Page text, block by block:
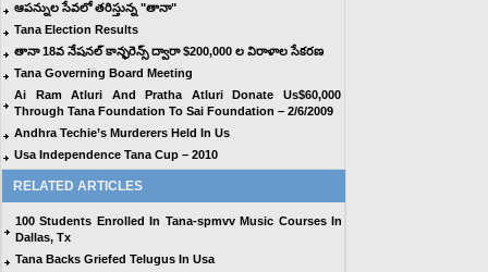
ఆపన్నుల సేవలో తరిస్తున్న "తానా"
Tana Election Results
తానా 18వ నేషనల్ కాన్ఫరెన్స్ ద్వారా $200,000 ల విరాళాల సేకరణ
Tana Governing Board Meeting
Ai Ram Atluri And Pratha Atluri Donate Us$60,000
Through Tana Foundation To Sai Foundation – 2/6/2009
Andhra Techie’s Murderers Held In Us
Usa Independence Tana Cup – 2010
RELATED ARTICLES
100 Students Enrolled In Tana-spmvv Music Courses In
Dallas, Tx
Tana Backs Griefed Telugus In Usa